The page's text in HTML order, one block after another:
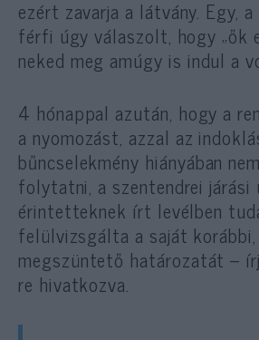
ezért zavarja a látvány. Egy,
férfi úgy válaszolt, hogy „ők
neked meg amúgy is indul a
4 hónappal azután, hogy a
a nyomozást, azzal az
bűncselekmény hiányában
folytatni, a szentendrei járási
érintetteknek írt levélben
felülvizsgálta a saját
megszüntető határozatát –
re hivatkozva.